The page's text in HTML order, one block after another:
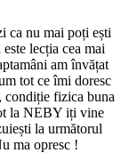
nu mai poți ești
lecția cea mai
am învățat
tot ce îmi doresc
condiție fizica buna
la NEBY iți vine
la următorul
ma opresc !